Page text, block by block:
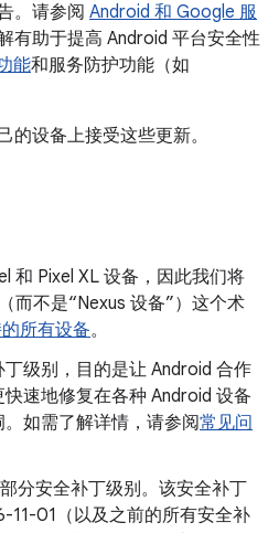
。请参阅 Android 和 Google 服
有助于提高 Android 平台安全性
能和服务防护功能（如
的设备上接受这些更新。
和 Pixel XL 设备，因此我们将
而不是“Nexus 设备”）这个术
所有设备。
级别，目的是让 Android 合作
速地修复在各种 Android 设备
如需了解详情，请参阅常见问
部分安全补丁级别。该安全补丁
11-01（以及之前的所有安全补